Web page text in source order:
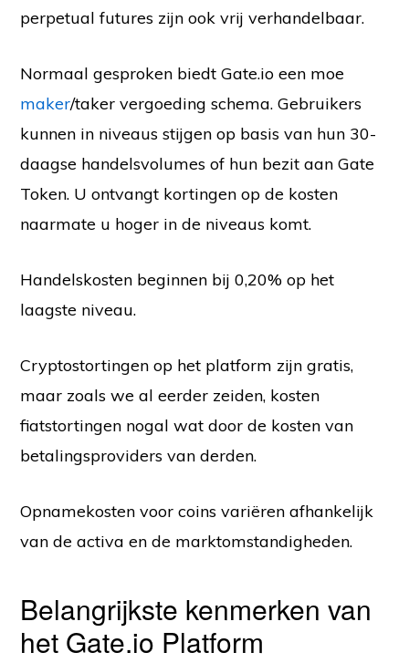
perpetual futures zijn ook vrij verhandelbaar.
Normaal gesproken biedt Gate.io een moe
maker/taker vergoeding schema. Gebruikers
kunnen in niveaus stijgen op basis van hun 30-
daagse handelsvolumes of hun bezit aan Gate
Token. U ontvangt kortingen op de kosten
naarmate u hoger in de niveaus komt.
Handelskosten beginnen bij 0,20% op het
laagste niveau.
Cryptostortingen op het platform zijn gratis,
maar zoals we al eerder zeiden, kosten
fiatstortingen nogal wat door de kosten van
betalingsproviders van derden.
Opnamekosten voor coins variëren afhankelijk
van de activa en de marktomstandigheden.
Belangrijkste kenmerken van
het Gate.io Platform